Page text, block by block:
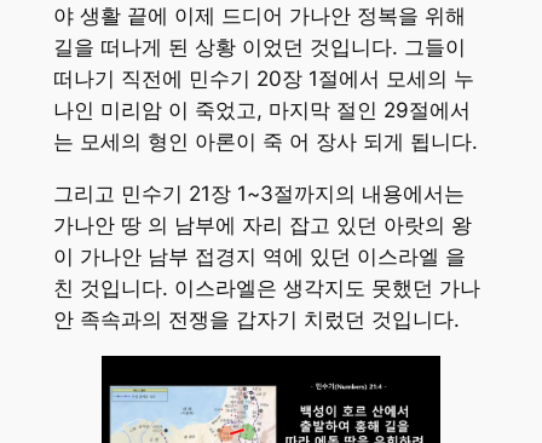
야 생활 끝에 이제 드디어 가나안 정복을 위해
길을 떠나게 된 상황 이었던 것입니다. 그들이
떠나기 직전에 민수기 20장 1절에서 모세의 누
나인 미리암 이 죽었고, 마지막 절인 29절에서
는 모세의 형인 아론이 죽 어 장사 되게 됩니다.
그리고 민수기 21장 1~3절까지의 내용에서는
가나안 땅 의 남부에 자리 잡고 있던 아랏의 왕
이 가나안 남부 접경지 역에 있던 이스라엘 을
친 것입니다. 이스라엘은 생각지도 못했던 가나
안 족속과의 전쟁을 갑자기 치렀던 것입니다.